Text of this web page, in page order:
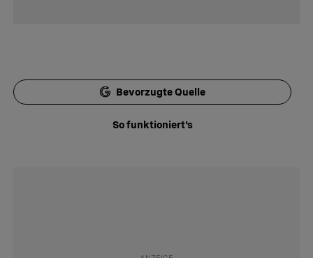
Bevorzugte Quelle
So funktioniert's